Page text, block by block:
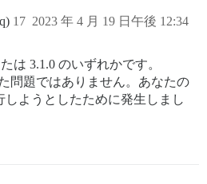
2023 年 4 月 19 日午後 12:34
17
は 3.1.0 のいずれかです。
問題ではありません。あなたの
しようとしたために発生しまし